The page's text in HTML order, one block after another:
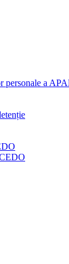
personale a